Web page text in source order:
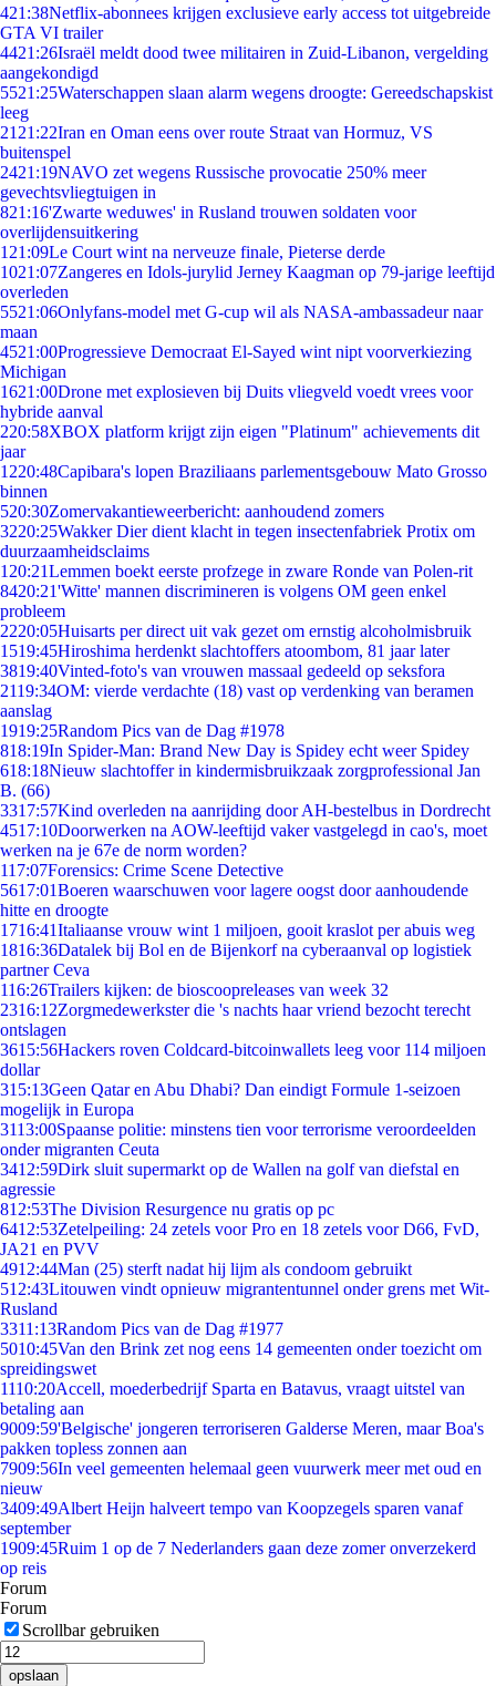
421:38Netflix-abonnees krijgen exclusieve early access tot uitgebreide
GTA VI trailer
4421:26Israël meldt dood twee militairen in Zuid-Libanon, vergelding
aangekondigd
5521:25Waterschappen slaan alarm wegens droogte: Gereedschapskist
leeg
21 21:22Iran en Oman eens over route Straat van Hormuz, VS
buitenspel
2421:19NAVO zet wegens Russische provocatie 250% meer
gevechtsvliegtuigen in
821:16'Zwarte weduwes' in Rusland trouwen soldaten voor
overlijdensuitkering
1 21:09Le Court wint na nerveuze finale, Pieterse derde
1021:07Zangeres en Idols-jurylid Jerney Kaagman op 79-jarige leeftijd
overleden
5521:06Onlyfans-model met G-cup wil als NASA-ambassadeur naar
maan
4521:00Progressieve Democraat El-Sayed wint nipt voorverkiezing
Michigan
1621:00Drone met explosieven bij Duits vliegveld voedt vrees voor
hybride aanval
220:58XBOX platform krijgt zijn eigen "Platinum" achievements dit
jaar
1220:48Capibara's lopen Braziliaans parlementsgebouw Mato Grosso
binnen
520:30Zomervakantieweerbericht: aanhoudend zomers
3220:25Wakker Dier dient klacht in tegen insectenfabriek Protix om
duurzaamheidsclaims
1 20:21Lemmen boekt eerste profzege in zware Ronde van Polen-rit
8420:21'Witte' mannen discrimineren is volgens OM geen enkel
probleem
2220:05Huisarts per direct uit vak gezet om ernstig alcoholmisbruik
1519:45Hiroshima herdenkt slachtoffers atoombom, 81 jaar later
3819:40Vinted-foto's van vrouwen massaal gedeeld op seksfora
2119:34OM: vierde verdachte (18) vast op verdenking van beramen
aanslag
1919:25Random Pics van de Dag #1978
818:19In Spider-Man: Brand New Day is Spidey echt weer Spidey
618:18Nieuw slachtoffer in kindermisbruikzaak zorgprofessional Jan
B. (66)
3317:57Kind overleden na aanrijding door AH-bestelbus in Dordrecht
4517:10Doorwerken na AOW-leeftijd vaker vastgelegd in cao's, moet
werken na je 67e de norm worden?
117:07Forensics: Crime Scene Detective
5617:01Boeren waarschuwen voor lagere oogst door aanhoudende
hitte en droogte
1716:41Italiaanse vrouw wint 1 miljoen, gooit kraslot per abuis weg
1816:36Datalek bij Bol en de Bijenkorf na cyberaanval op logistiek
partner Ceva
116:26Trailers kijken: de bioscoopreleases van week 32
2316:12Zorgmedewerkster die 's nachts haar vriend bezocht terecht
ontslagen
3615:56Hackers roven Coldcard-bitcoinwallets leeg voor 114 miljoen
dollar
315:13Geen Qatar en Abu Dhabi? Dan eindigt Formule 1-seizoen
mogelijk in Europa
3113:00Spaanse politie: minstens tien voor terrorisme veroordeelden
onder migranten Ceuta
3412:59Dirk sluit supermarkt op de Wallen na golf van diefstal en
agressie
812:53The Division Resurgence nu gratis op pc
6412:53Zetelpeiling: 24 zetels voor Pro en 18 zetels voor D66, FvD,
JA21 en PVV
4912:44Man (25) sterft nadat hij lijm als condoom gebruikt
512:43Litouwen vindt opnieuw migrantentunnel onder grens met Wit-
Rusland
3311:13Random Pics van de Dag #1977
5010:45Van den Brink zet nog eens 14 gemeenten onder toezicht om
spreidingswet
1110:20Accell, moederbedrijf Sparta en Batavus, vraagt uitstel van
betaling aan
9009:59'Belgische' jongeren terroriseren Galderse Meren, maar Boa's
pakken topless zonnen aan
7909:56In veel gemeenten helemaal geen vuurwerk meer met oud en
nieuw
3409:49Albert Heijn halveert tempo van Koopzegels sparen vanaf
september
1909:45Ruim 1 op de 7 Nederlanders gaan deze zomer onverzekerd
op reis
Forum
Forum
Scrollbar gebruiken
opslaan